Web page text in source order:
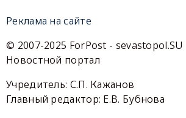
Реклама на сайте
© 2007-2025 ForPost - sevastopol.SU
Новостной портал
Учредитель: С.П. Кажанов
Главный редактор: Е.В. Бубнова